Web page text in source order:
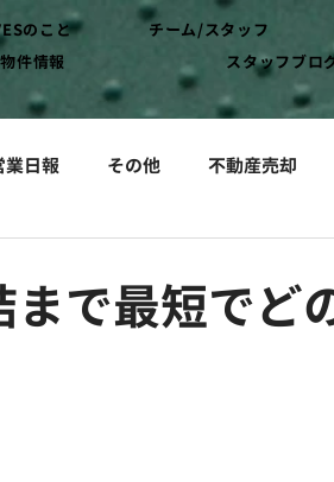
のこと チーム/スタッフ
件情報
スタッフブロ
業日報 その他 不動産売却
で最短でど